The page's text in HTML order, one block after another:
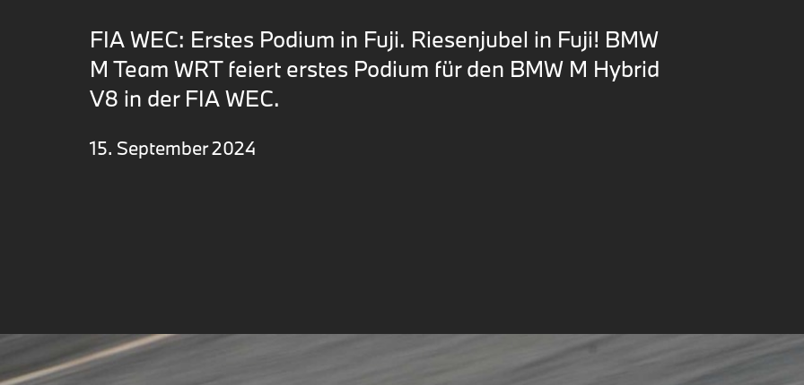
FIA WEC: Erstes Podium in Fuji. Riesenjubel in Fuji! BMW
M Team WRT feiert erstes Podium für den BMW M Hybrid
V8 in der FIA WEC.
15. September 2024